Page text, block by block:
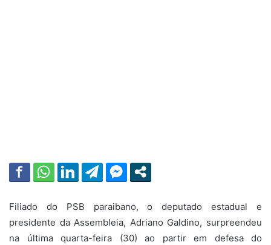
Filiado do PSB paraibano, o deputado estadual e
presidente da Assembleia, Adriano Galdino, surpreendeu
na última quarta-feira (30) ao partir em defesa do